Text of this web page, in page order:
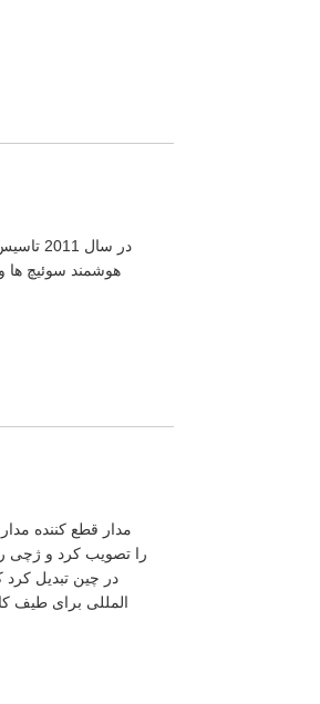
هوشمند سوئیچ ها
المللی برای طیف